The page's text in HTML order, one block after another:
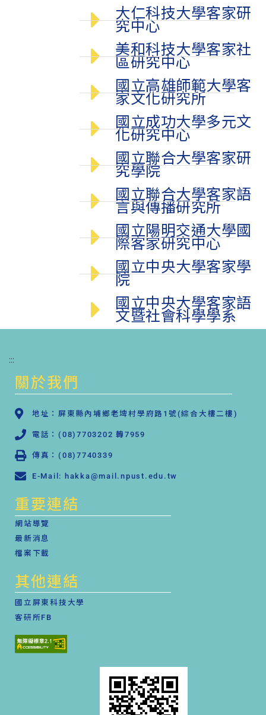
大仁科技大學客家研
究中心
美和科技大學客家社
區研究中心
國立高雄師範大學客
家文化研究所
國立成功大學多元文
化研究中心
國立聯合大學客家研
究學院
國立聯合大學客家語
言與傳播研究所
國立陽明交通大學國
際客家研究中心
國立中央大學客家學
院
國立中央大學客家語
文暨社會科學學系
:::
關於我們
地址：屏東縣內埔鄉老埤村學府路1號(綜合大樓二樓)
電話：(08)7703202 轉7959
傳真：(08)7740339
E-Mail: hakka@mail.npust.edu.tw
重要連結
網站導覽
最新消息
檔案下載
其他連結
國立屏東科技大學
客研所FB